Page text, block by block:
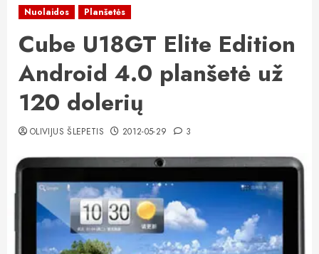
Nuolaidos Planšetės
Cube U18GT Elite Edition
Android 4.0 planšetė už
120 dolerių
OLIVIJUS ŠLEPETIS 2012-05-29 3